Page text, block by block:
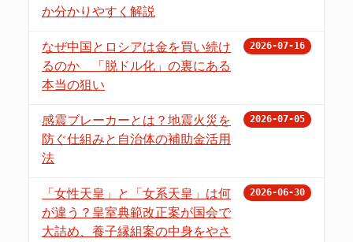
か分かりやすく解説
なぜ中国とロシアは金を買い続け
るのか 「脱ドル化」の裏にある
本当の狙い
2026-07-16
感震ブレーカーとは？地震火災を
防ぐ仕組みと自治体の補助金活用
法
2026-07-05
「女性天皇」と「女系天皇」は何
が違う？皇室典範改正案が国会で
大詰め、養子縁組案の中身をやさ
2026-06-30